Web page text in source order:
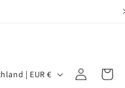
Deutschland | EUR € EinloggenWarenkorb